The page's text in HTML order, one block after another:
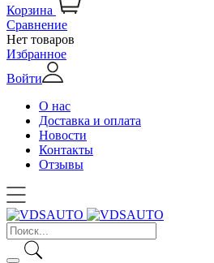
Корзина
Сравнение
Нет товаров
Избранное
Войти
О нас
Доставка и оплата
Новости
Контакты
Отзывы